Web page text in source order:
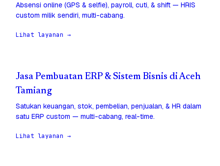
Absensi online (GPS & selfie), payroll, cuti, & shift — HRIS
custom milik sendiri, multi-cabang.
Lihat layanan →
Jasa Pembuatan ERP & Sistem Bisnis di Aceh
Tamiang
Satukan keuangan, stok, pembelian, penjualan, & HR dalam
satu ERP custom — multi-cabang, real-time.
Lihat layanan →